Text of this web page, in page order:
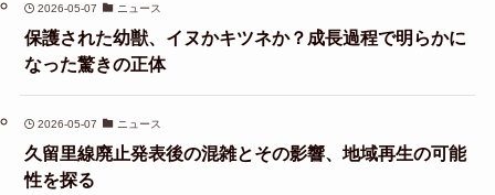
2026-05-07 ニュース
保護された幼獣、イヌかキツネか？成長過程で明らかに
なった驚きの正体
2026-05-07 ニュース
久留里線廃止発表後の混雑とその影響、地域再生の可能
性を探る